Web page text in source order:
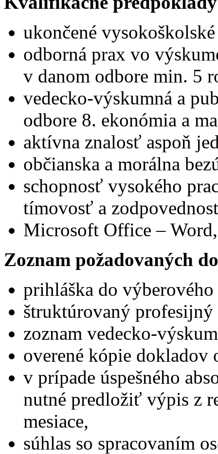
ukončené
odborná prax vo
v danom odbore min. 5
vedecko-výskumná a
odbore 8. ekonómia a
aktívna znalosť aspoň
občianska a morálna
schopnosť vysokého
tímovosť a
Microsoft Office –
Zoznam požadovaných
prihláška do
štruktúrovaný
zoznam vedecko-
overené kópie dokladov
v prípade úspešného
nutné predložiť výpis z
mesiace,
súhlas so spracovaním